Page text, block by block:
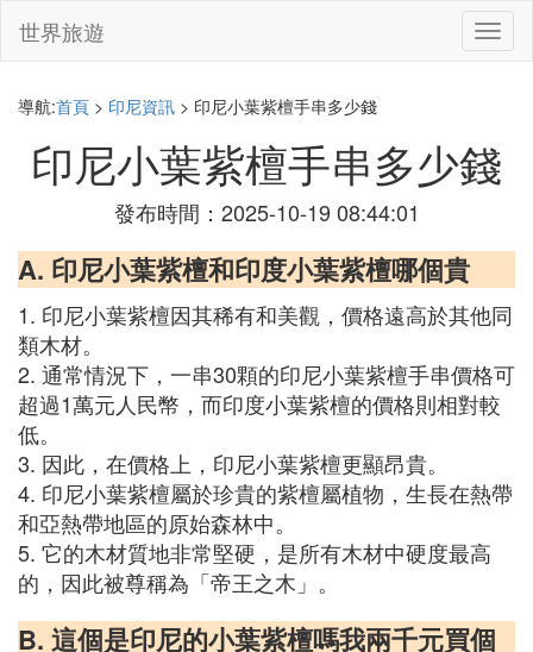
切
換
世界旅遊
導航:首頁 > 印尼資訊 > 印尼小葉紫檀手串多少錢
印尼小葉紫檀手串多少錢
發布時間：2025-10-19 08:44:01
A. 印尼小葉紫檀和印度小葉紫檀哪個貴
1. 印尼小葉紫檀因其稀有和美觀，價格遠高於其他同
類木材。
2. 通常情況下，一串30顆的印尼小葉紫檀手串價格可
超過1萬元人民幣，而印度小葉紫檀的價格則相對較
低。
3. 因此，在價格上，印尼小葉紫檀更顯昂貴。
4. 印尼小葉紫檀屬於珍貴的紫檀屬植物，生長在熱帶
和亞熱帶地區的原始森林中。
5. 它的木材質地非常堅硬，是所有木材中硬度最高
的，因此被尊稱為「帝王之木」。
B. 這個是印尼的小葉紫檀嗎我兩千元買個